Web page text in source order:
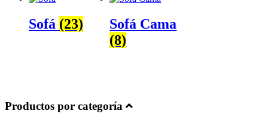
Sofá (23)
Sofá Cama
(8)
Productos por categoría